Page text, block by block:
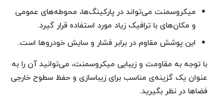
میکروسمنت می‌تواند در پارکینگ‌ها، محوطه‌های عمومی
و مکان‌های با ترافیک زیاد مورد استفاده قرار گیرد.
این پوشش مقاوم در برابر فشار و سایش خودروها است.
با توجه به مقاومت و زیبایی میکروسمنت، می‌توانید آن را به
عنوان یک گزینه‌ی مناسب برای زیباسازی و حفظ سطوح خارجی
فضاها در نظر بگیرید.